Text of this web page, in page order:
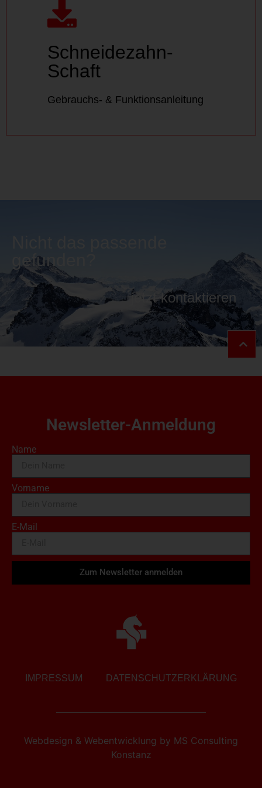
Schneidezahn-
Schaft
Gebrauchs- & Funktionsanleitung
Schneidezahn-
Schaft
Gebrauchs- & Funktionsanleitung
gefunden?
jetzt kontaktieren
Newsletter-Anmeldung
Name
Vorname
E-Mail
Zum Newsletter anmelden
IMPRESSUM DATENSCHUTZERKLÄRUNG
Webdesign & Webentwicklung by MS Consulting
Konstanz